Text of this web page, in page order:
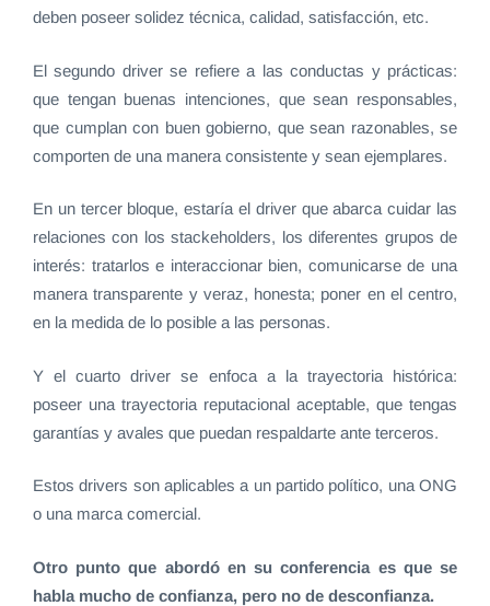
deben poseer solidez técnica, calidad, satisfacción, etc.
El segundo driver se refiere a las conductas y prácticas:
que tengan buenas intenciones, que sean responsables,
que cumplan con buen gobierno, que sean razonables, se
comporten de una manera consistente y sean ejemplares.
En un tercer bloque, estaría el driver que abarca cuidar las
relaciones con los stackeholders, los diferentes grupos de
interés: tratarlos e interaccionar bien, comunicarse de una
manera transparente y veraz, honesta; poner en el centro,
en la medida de lo posible a las personas.
Y el cuarto driver se enfoca a la trayectoria histórica:
poseer una trayectoria reputacional aceptable, que tengas
garantías y avales que puedan respaldarte ante terceros.
Estos drivers son aplicables a un partido político, una ONG
o una marca comercial.
Otro punto que abordó en su conferencia es que se
habla mucho de confianza, pero no de desconfianza.